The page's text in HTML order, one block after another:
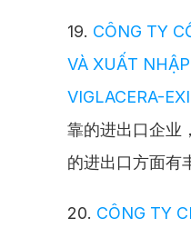
19. CÔNG TY
VÀ XUẤT
VIGLACERA-
靠的进出口企业
的进出口方面有
20. CÔNG TY